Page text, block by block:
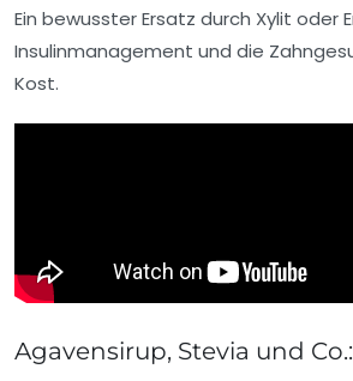
Ein bewusster Ersatz durch Xylit
Insulinmanagement und die
Kost.
Agavensirup, Stevia und